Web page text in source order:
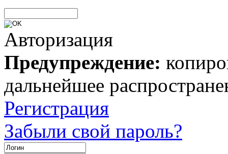
Авторизация
Предупреждение:
дальнейшее
Регистрация
Забыли свой пароль?